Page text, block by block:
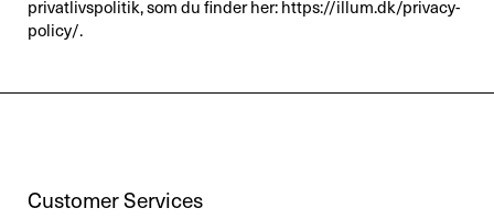
privatlivspolitik, som du finder her: https://illum.dk/privacy-
policy/.
Customer Services